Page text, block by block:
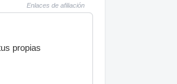
Enlaces de afiliación
propias